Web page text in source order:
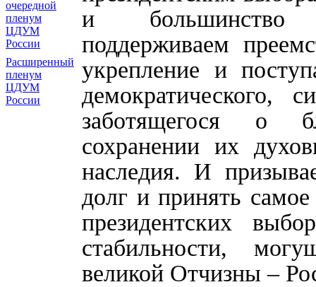
очередной
пленум
ЦДУМ
России
Расширенный
пленум
ЦДУМ
России
и большинство
поддерживаем
укрепление и
демократического,
заботящегося о
сохранении их
наследия. И
долг и принять
президентских
стабильности,
великой Отчизны –